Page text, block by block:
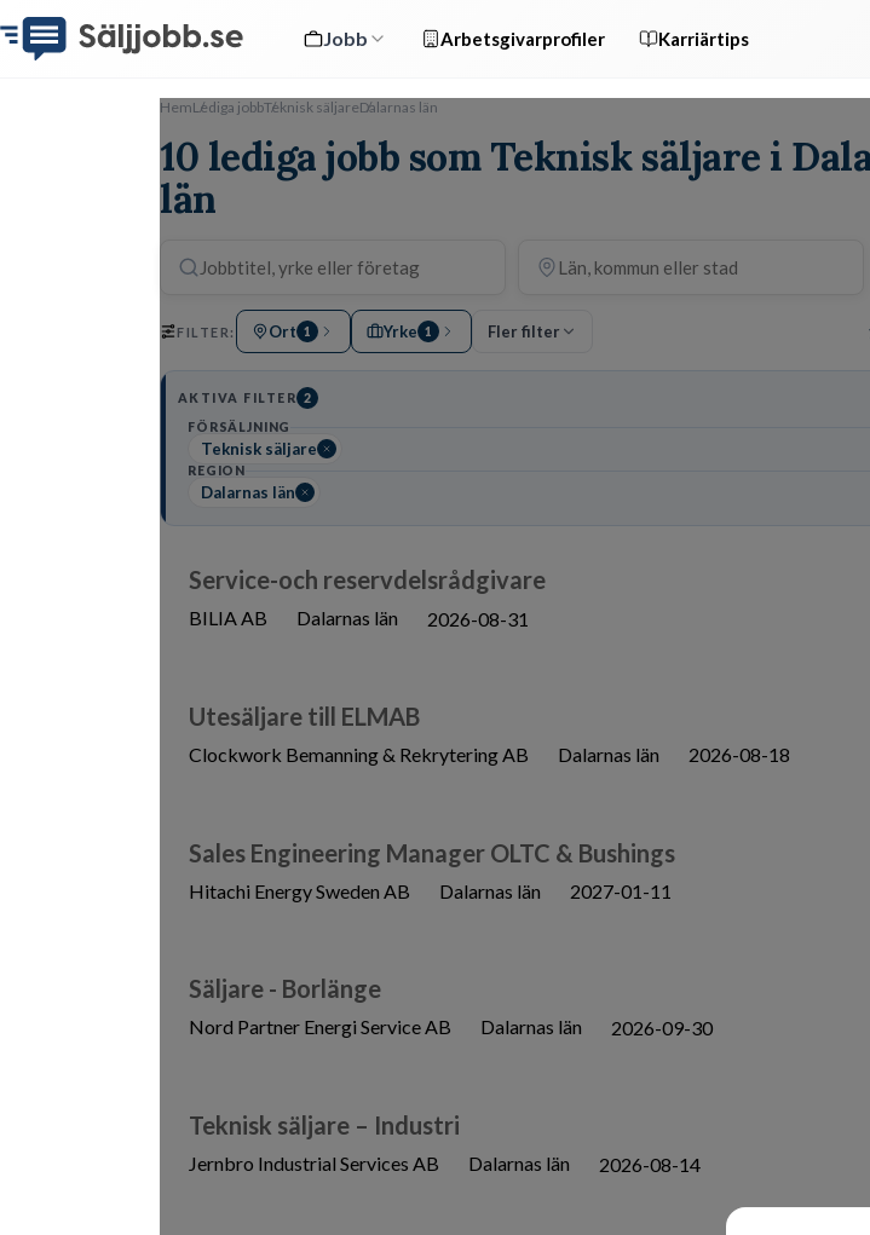
Jobb Arbetsgivarprofiler Karriärtips
HemLediga jobbTeknisk säljareDalarnas län
10 lediga jobb som Teknisk säljare i
län
FILTER: Ort 1 Yrke 1 Fler filter
AKTIVA FILTER 2
FÖRSÄLJNING
Teknisk säljare
REGION
Dalarnas län
Service-och reservdelsrådgivare
BILIA AB Dalarnas län 2026-08-31
Utesäljare till ELMAB
Clockwork Bemanning & Rekrytering AB Dalarnas län 2026-08-18
Sales Engineering Manager OLTC & Bushings
Hitachi Energy Sweden AB Dalarnas län 2027-01-11
Säljare - Borlänge
Nord Partner Energi Service AB Dalarnas län 2026-09-30
Teknisk säljare – Industri
Jernbro Industrial Services AB Dalarnas län 2026-08-14